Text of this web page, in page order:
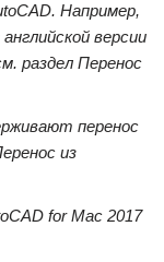
Например,
версии
раздел Перенос
перенос
из
for Mac 2017